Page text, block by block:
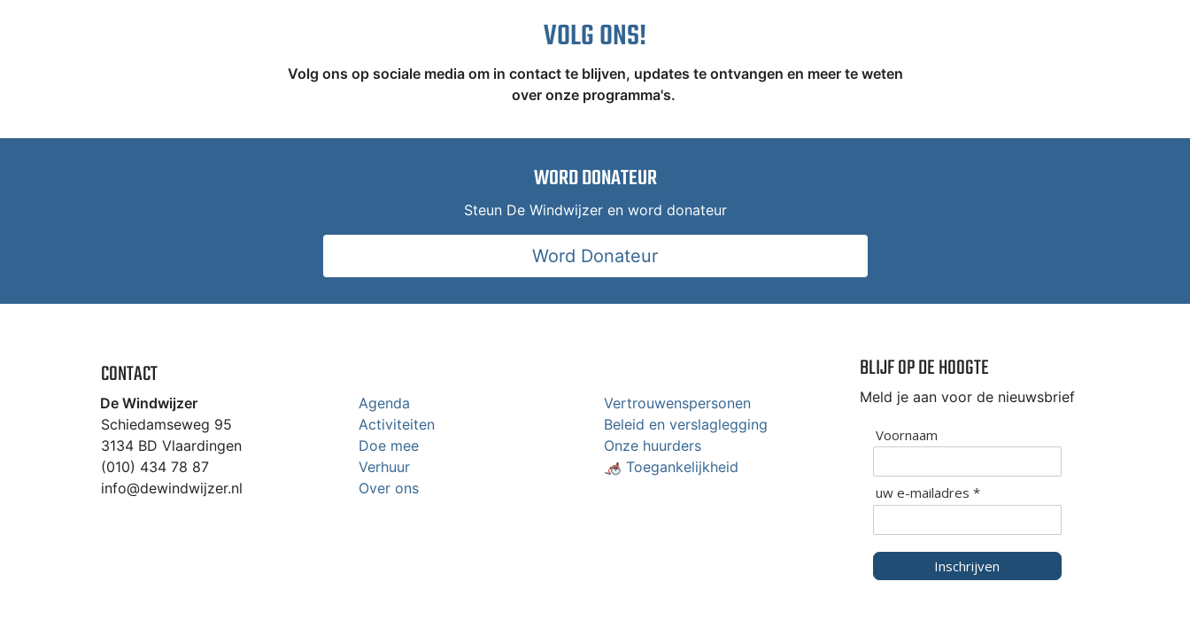
VOLG ONS!
Volg ons op sociale media om in contact te blijven, updates te ontvangen en meer te weten
over onze programma's.
WORD DONATEUR
Steun De Windwijzer en word donateur
Word Donateur
CONTACT
De Windwijzer
Schiedamseweg 95
3134 BD Vlaardingen
(010) 434 78 87
info@dewindwijzer.nl
Agenda
Activiteiten
Doe mee
Verhuur
Over ons
Vertrouwenspersonen
Beleid en verslaglegging
Onze huurders
🦽 Toegankelijkheid
BLIJF OP DE HOOGTE
Meld je aan voor de nieuwsbrief
Voornaam
uw e-mailadres *
Inschrijven